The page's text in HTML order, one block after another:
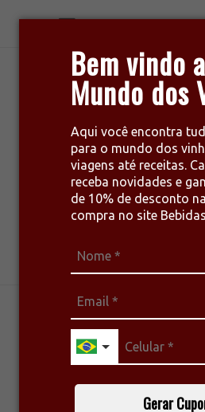
Bem vindo
Mundo dos
Aqui você encontra
para o mundo dos
viagens até receitas.
receba novidades e
de 10% de desconto
compra no site
Gerar
harmonize seu
BRANCOS
ESPUMANTES
ROSÉS
CORTE: QUAL A